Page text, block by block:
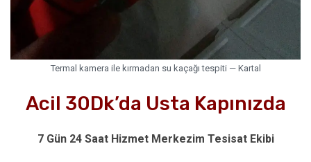
Termal kamera ile kırmadan su kaçağı tespiti — Kartal
Acil 30Dk’da Usta Kapınızda
7 Gün 24 Saat Hizmet Merkezim Tesisat Ekibi